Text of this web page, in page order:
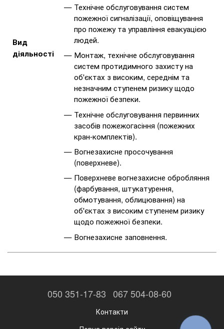
Вид
діяльності
Технічне обслуговування систем
пожежної сигналізації, оповіщування
про пожежу та управління евакуацією
людей.
Монтаж, технічне обслуговування
систем протидимного захисту на
об'єктах з високим, середнім та
незначним ступенем ризику щодо
пожежної безпеки.
Технічне обслуговування первинних
засобів пожежогасіння (пожежних
кран-комплектів).
Вогнезахисне просочування
(поверхневе).
Поверхневе вогнезахисне обробляння
(фарбування, штукатурення,
обмотування, облицювання) на
об'єктах з високим ступенем ризику
щодо пожежної безпеки.
Вогнезахисне заповнення.
050 351-17-83 067 504-08-60
Контакти